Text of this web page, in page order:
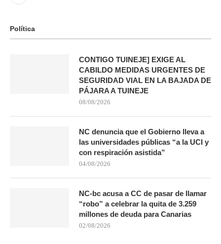
Política
CONTIGO TUINEJE] EXIGE AL
CABILDO MEDIDAS URGENTES DE
SEGURIDAD VIAL EN LA BAJADA DE
PÁJARA A TUINEJE
08/08/2026
NC denuncia que el Gobierno lleva a
las universidades públicas “a la UCI y
con respiración asistida”
04/08/2026
NC-bc acusa a CC de pasar de llamar
“robo” a celebrar la quita de 3.259
millones de deuda para Canarias
02/08/2026